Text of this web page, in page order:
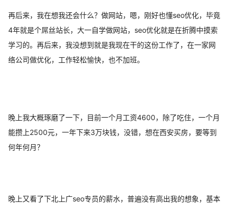
再后来，我在想我还会什么？做网站，嗯，刚好也懂seo优化，毕竟
4年就是个屌丝站长，大一自学做网站，seo优化就是在折腾中摸索
学习的。再后来，我没想到就是我现在干的这份工作了，在一家网
络公司做优化，工作轻松愉快，也不加班。
晚上我大概琢磨了一下，目前一个月工资4600，除了吃住，一个月
能攒上2500元，一年下来3万块钱，没错，想在西安买房，要等到
何年何月？
晚上又看了下北上广seo专员的薪水，普遍没有高出我的想象，基本